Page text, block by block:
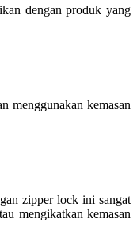
dengan produk yang
menggunakan kemasan
zipper lock ini sangat
mengikatkan kemasan